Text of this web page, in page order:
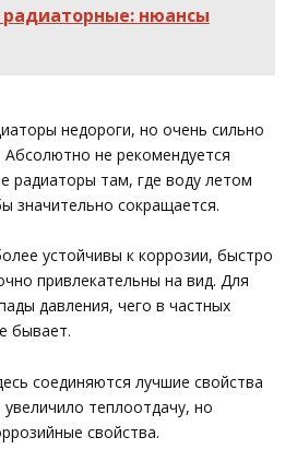
радиаторные: нюансы
недороги, но очень сильно
не рекомендуется
радиаторы там, где воду летом
значительно сокращается.
устойчивы к коррозии, быстро
привлекательны на вид. Для
давления, чего в частных
бывает.
соединяются лучшие свойства
теплоотдачу, но
свойства.